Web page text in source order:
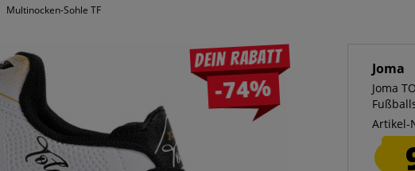
Multinocken-Sohle TF
Dein Rabatt
-74%
Joma
Joma
Artikel-